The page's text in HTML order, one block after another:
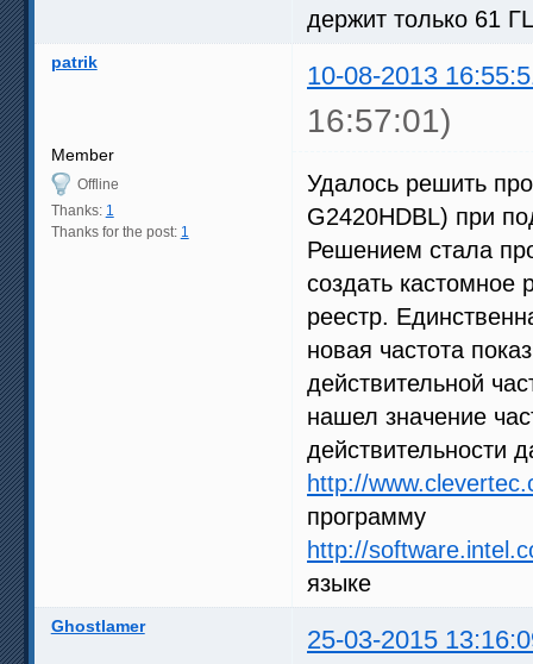
держит только 61
patrik 10-08-2013
16:57:01)
Member
Offline
Thanks: 1
Thanks for the post: 1
Удалось решить
G2420HDBL) при
Решением стала
создать кастомное
реестр.
новая частота
действительной
нашел значение
действительности
http://
программу
http://
языке
Ghostlamer 25-03-2015